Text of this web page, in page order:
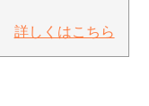
詳しくはこちら